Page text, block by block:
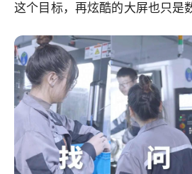
这个目标，再炫酷的大屏也只是